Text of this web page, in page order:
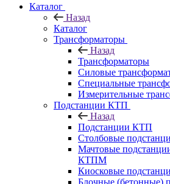
Каталог
Назад
Каталог
Трансформаторы
Назад
Трансформаторы
Силовые
Специальные
Измерительные
Подстанции КТП
Назад
Подстанции КТП
Столбовые
Мачтовые
КТПМ
Киосковые
Блочные (бетонные)